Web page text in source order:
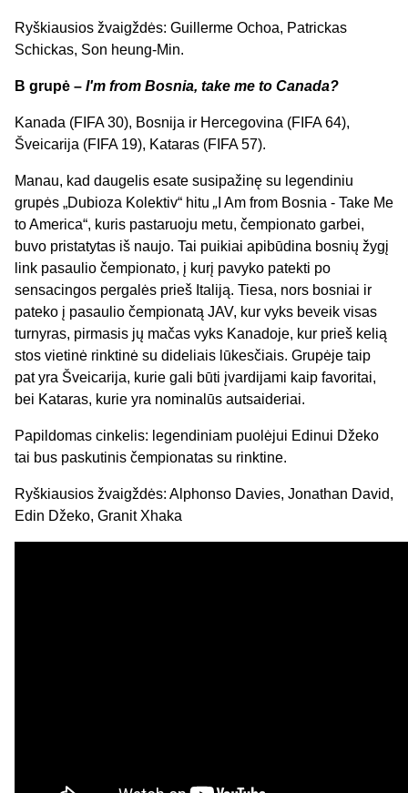
Ryškiausios žvaigždės: Guillerme Ochoa, Patrickas
Schickas, Son heung-Min.
B grupė – I'm from Bosnia, take me to Canada?
Kanada (FIFA 30), Bosnija ir Hercegovina (FIFA 64),
Šveicarija (FIFA 19), Kataras (FIFA 57).
Manau, kad daugelis esate susipažinę su legendiniu
grupės „Dubioza Kolektiv“ hitu „ I Am from Bosnia - Take Me
to America“, kuris pastaruoju metu, čempionato garbei,
buvo pristatytas iš naujo. Tai puikiai apibūdina bosnių žygį
link pasaulio čempionato, į kurį pavyko patekti po
sensacingos pergalės prieš Italiją. Tiesa, nors bosniai ir
pateko į pasaulio čempionatą JAV, kur vyks beveik visas
turnyras, pirmasis jų mačas vyks Kanadoje, kur prieš kelią
stos vietinė rinktinė su dideliais lūkesčiais. Grupėje taip
pat yra Šveicarija, kurie gali būti įvardijami kaip favoritai,
bei Kataras, kurie yra nominalūs autsaideriai.
Papildomas cinkelis: legendiniam puolėjui Edinui Džeko
tai bus paskutinis čempionatas su rinktine.
Ryškiausios žvaigždės: Alphonso Davies, Jonathan David,
Edin Džeko, Granit Xhaka